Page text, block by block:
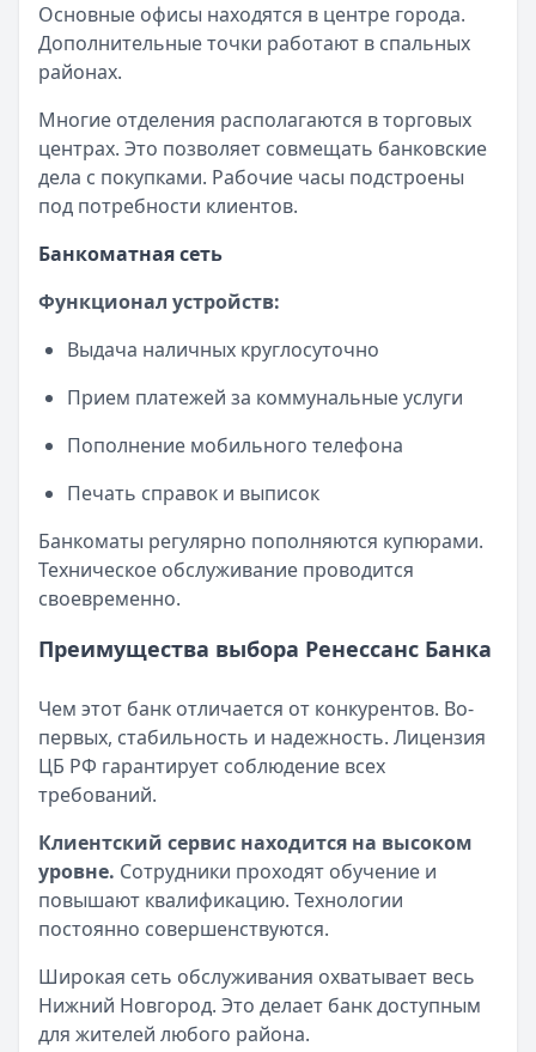
Основные офисы находятся в центре города.
Дополнительные точки работают в спальных
районах.
Многие отделения располагаются в торговых
центрах. Это позволяет совмещать банковские
дела с покупками. Рабочие часы подстроены
под потребности клиентов.
Банкоматная сеть
Функционал устройств:
Выдача наличных круглосуточно
Прием платежей за коммунальные услуги
Пополнение мобильного телефона
Печать справок и выписок
Банкоматы регулярно пополняются купюрами.
Техническое обслуживание проводится
своевременно.
Преимущества выбора Ренессанс Банка
Чем этот банк отличается от конкурентов. Во-
первых, стабильность и надежность. Лицензия
ЦБ РФ гарантирует соблюдение всех
требований.
Клиентский сервис находится на высоком
уровне. Сотрудники проходят обучение и
повышают квалификацию. Технологии
постоянно совершенствуются.
Широкая сеть обслуживания охватывает весь
Нижний Новгород. Это делает банк доступным
для жителей любого района.